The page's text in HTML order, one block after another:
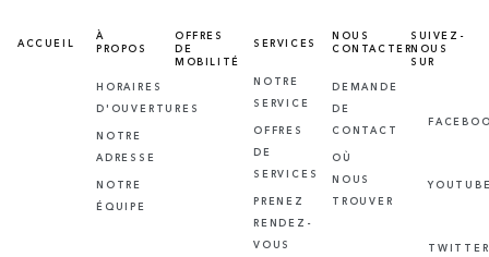
ACCUEIL
À
PROPOS
HORAIRES
D'OUVERTURES
NOTRE
ADRESSE
NOTRE
ÉQUIPE
OFFRES
DE
MOBILITÉ
SERVICES
NOTRE
SERVICE
OFFRES
DE
SERVICES
PRENEZ
RENDEZ-
VOUS
NOUS
CONTACTER
DEMANDE
DE
CONTACT
OÙ
NOUS
TROUVER
SUIVEZ-
NOUS
SUR
TWITTER